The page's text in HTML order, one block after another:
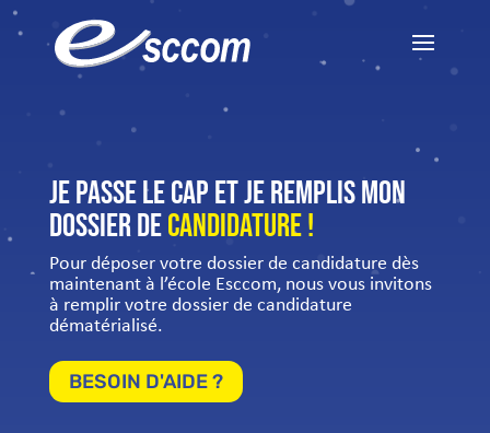
Je passe le cap et je remplis mon
dossier decandidature !
Pour déposer votre dossier de candidature dès
maintenant à l’école Esccom, nous vous invitons
à remplir votre dossier de candidature
dématérialisé.
BESOIN D'AIDE ?